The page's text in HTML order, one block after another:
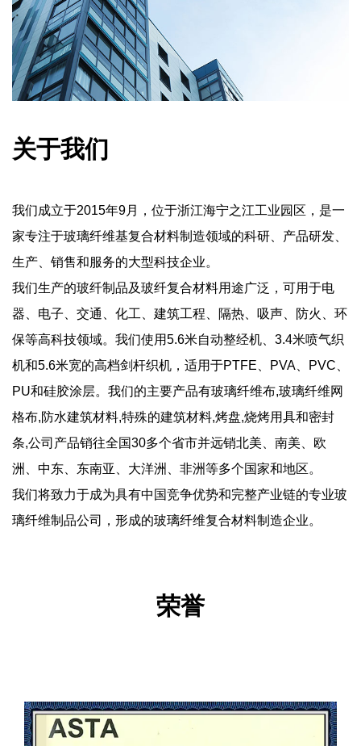
关于我们
我们成立于2015年9月，位于浙江海宁之江工业园区，是一
家专注于玻璃纤维基复合材料制造领域的科研、产品研发、
生产、销售和服务的大型科技企业。
我们生产的玻纤制品及玻纤复合材料用途广泛，可用于电
器、电子、交通、化工、建筑工程、隔热、吸声、防火、环
保等高科技领域。我们使用5.6米自动整经机、3.4米喷气织
机和5.6米宽的高档剑杆织机，适用于PTFE、PVA、PVC、
PU和硅胶涂层。我们的主要产品有玻璃纤维布,玻璃纤维网
格布,防水建筑材料,特殊的建筑材料,烤盘,烧烤用具和密封
条,公司产品销往全国30多个省市并远销北美、南美、欧
洲、中东、东南亚、大洋洲、非洲等多个国家和地区。
我们将致力于成为具有中国竞争优势和完整产业链的专业玻
璃纤维制品公司，形成的玻璃纤维复合材料制造企业。
荣誉